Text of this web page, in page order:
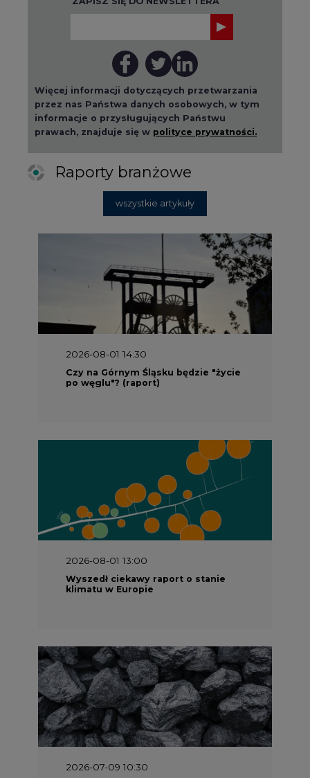
Więcej informacji dotyczących przetwarzania
przez nas Państwa danych osobowych, w tym
informacje o przysługujących Państwu
prawach, znajduje się w polityce prywatności.
Raporty branżowe
wszystkie artykuły
2026-08-01 14:30
Czy na Górnym Śląsku będzie "życie
po węglu"? (raport)
2026-08-01 13:00
Wyszedł ciekawy raport o stanie
klimatu w Europie
2026-07-09 10:30